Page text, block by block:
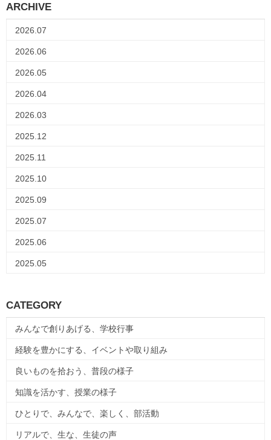
ARCHIVE
2026.07
2026.06
2026.05
2026.04
2026.03
2025.12
2025.11
2025.10
2025.09
2025.07
2025.06
2025.05
CATEGORY
みんなで創りあげる、学校行事
経験を豊かにする、イベントや取り組み
良いものを拾おう、普段の様子
知識を活かす、授業の様子
ひとりで、みんなで、楽しく、部活動
リアルで、生な、生徒の声